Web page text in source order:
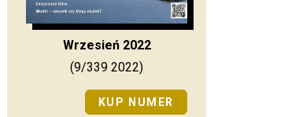
Wrzesień 2022
(9/339 2022)
KUP NUMER